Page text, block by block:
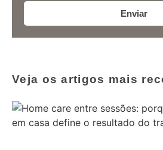
Enviar
Veja os artigos mais